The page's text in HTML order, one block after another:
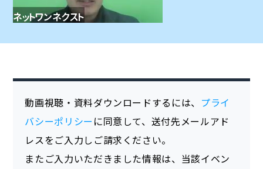
動画視聴・資料ダウンロードするには、 プライ
バシーポリシー に同意して、送付先メールアド
レスをご入力しご請求ください。
またご入力いただきました情報は、当該イベン